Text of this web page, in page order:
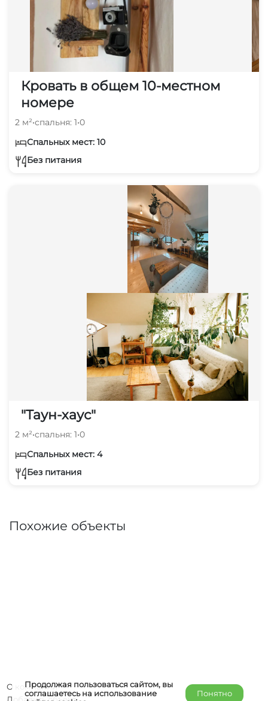
Кровать в общем 10-местном
номере
2 м²•спальня: 1•0
Спальных мест: 10
Без питания
"Таун-хаус"
2 м²•спальня: 1•0
Спальных мест: 4
Без питания
Похожие объекты
Продолжая пользоваться сайтом, вы
соглашаетесь на использование
Понятно
О компании
Добавить объект